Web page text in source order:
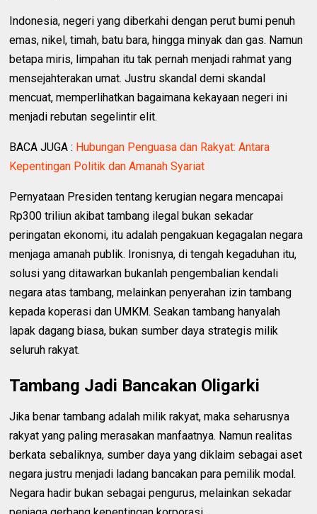
Indonesia, negeri yang diberkahi dengan perut bumi penuh
emas, nikel, timah, batu bara, hingga minyak dan gas. Namun
betapa miris, limpahan itu tak pernah menjadi rahmat yang
mensejahterakan umat. Justru skandal demi skandal
mencuat, memperlihatkan bagaimana kekayaan negeri ini
menjadi rebutan segelintir elit.
BACA JUGA : Hubungan Penguasa dan Rakyat: Antara
Kepentingan Politik dan Amanah Syariat
Pernyataan Presiden tentang kerugian negara mencapai
Rp300 triliun akibat tambang ilegal bukan sekadar
peringatan ekonomi, itu adalah pengakuan kegagalan negara
menjaga amanah publik. Ironisnya, di tengah kegaduhan itu,
solusi yang ditawarkan bukanlah pengembalian kendali
negara atas tambang, melainkan penyerahan izin tambang
kepada koperasi dan UMKM. Seakan tambang hanyalah
lapak dagang biasa, bukan sumber daya strategis milik
seluruh rakyat.
Tambang Jadi Bancakan Oligarki
Jika benar tambang adalah milik rakyat, maka seharusnya
rakyat yang paling merasakan manfaatnya. Namun realitas
berkata sebaliknya, sumber daya yang diklaim sebagai aset
negara justru menjadi ladang bancakan para pemilik modal.
Negara hadir bukan sebagai pengurus, melainkan sekadar